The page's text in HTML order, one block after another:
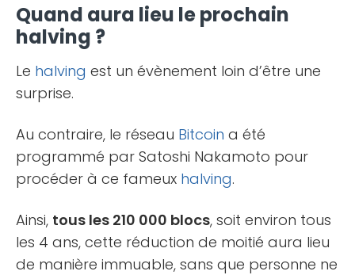
Quand aura lieu le prochain
halving ?
Le halving est un évènement loin d’être une
surprise.
Au contraire, le réseau Bitcoin a été
programmé par Satoshi Nakamoto pour
procéder à ce fameux halving.
Ainsi, tous les 210 000 blocs, soit environ tous
les 4 ans, cette réduction de moitié aura lieu
de manière immuable, sans que personne ne